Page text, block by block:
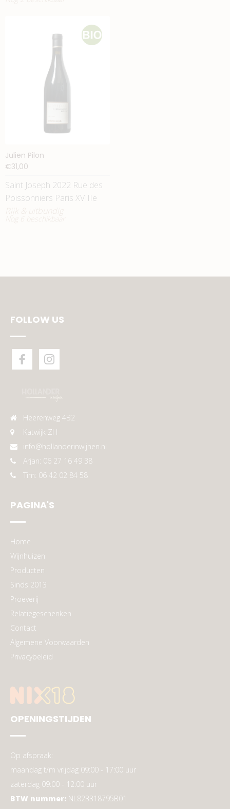
Julien Pilon
€31,00
Saint Joseph 2022 Rue des
Poissonniers Paris XVIIIe
Rijk & uitbundig
FOLLOW US
Heerenweg 4B2
Katwijk ZH
info@hollanderinwijnen.nl
Arjan: 06 27 16 49 38
Tim: 06 42 02 84 58
PAGINA'S
Home
Wijnhuizen
Producten
Sinds 2013
Proeverij
Relatiegeschenken
Contact
Algemene Voorwaarden
Privacybeleid
OPENINGSTIJDEN
Op afspraak:
maandag t/m vrijdag 09:00 - 17:00 uur
zaterdag 09:00 - 12:00 uur
BTW nummer: NL823318795B01